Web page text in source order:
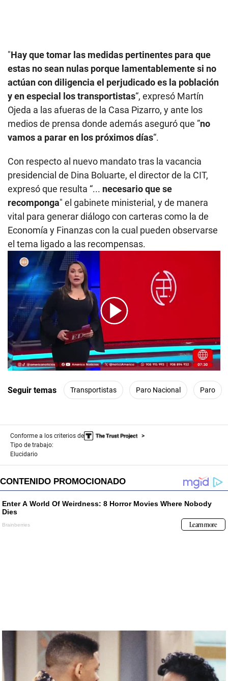
"Hay que tomar las medidas pertinentes para que
estas no sean nulas porque lamentablemente si no
actúan con diligencia el perjudicado es la población
y en especial los transportistas“, expresó Martín
Ojeda a las afueras de la Casa Pizarro, y ante los
medios de prensa donde además aseguró que ”no
vamos a parar en los próximos días“.
Con respecto al nuevo mandato tras la vacancia
presidencial de Dina Boluarte, el director de la CIT,
expresó que resulta “... necesario que se
recomponga" el gabinete ministerial, y de manera
vital para generar diálogo con carteras como la de
Economía y Finanzas con la cual pueden observarse
el tema ligado a las recompensas.
00:00/06:31
Seguir temas Transportistas Paro Nacional Paro
Conforme a los criterios de
Tipo de trabajo:
Elucidario